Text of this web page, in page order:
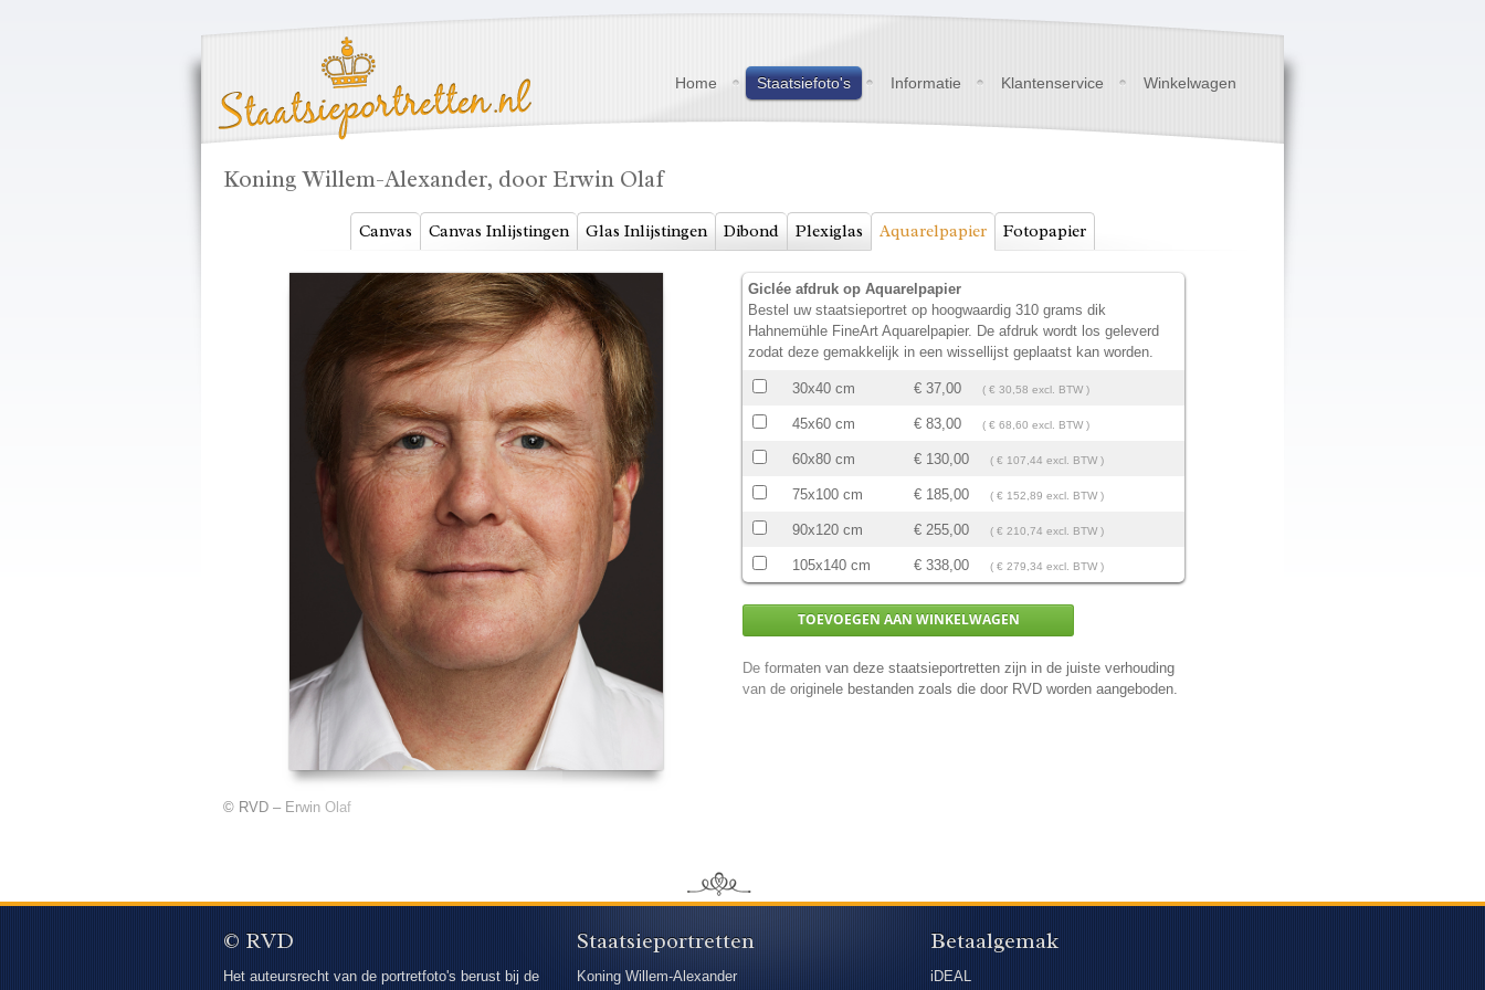
Home Staatsiefoto's Informatie Klantenservice Winkelwagen
Koning Willem-Alexander, door Erwin Olaf
Canvas Canvas Inlijstingen Glas Inlijstingen Dibond Plexiglas Aquarelpapier Fotopapier
© RVD – Erwin Olaf
Giclée afdruk op Aquarelpapier
Bestel uw staatsieportret op hoogwaardig 310 grams dik
Hahnemühle FineArt Aquarelpapier. De afdruk wordt los geleverd
zodat deze gemakkelijk in een wissellijst geplaatst kan worden.
30x40 cm € 37,00 ( € 30,58 excl. BTW )
45x60 cm € 83,00 ( € 68,60 excl. BTW )
60x80 cm € 130,00 ( € 107,44 excl. BTW )
75x100 cm € 185,00 ( € 152,89 excl. BTW )
90x120 cm € 255,00 ( € 210,74 excl. BTW )
105x140 cm € 338,00 ( € 279,34 excl. BTW )
De formaten van deze staatsieportretten zijn in de juiste verhouding
van de originele bestanden zoals die door RVD worden aangeboden.
© RVD
Het auteursrecht van de portretfoto's berust bij de
Staatsieportretten
Koning Willem-Alexander
Betaalgemak
iDEAL